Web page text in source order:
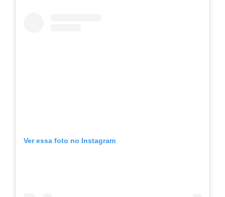
Ver essa foto no Instagram